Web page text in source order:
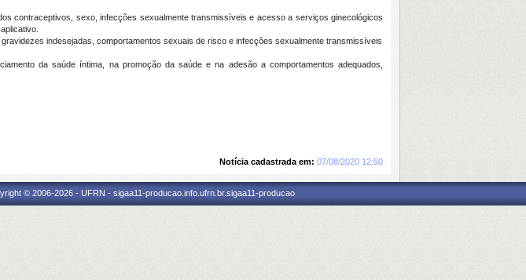
contraceptivos, sexo, infecções sexualmente transmissíveis e acesso a serviços ginecológicos
indesejadas, comportamentos sexuais de risco e infecções sexualmente transmissíveis
da saúde íntima, na promoção da saúde e na adesão a comportamentos adequados,
Notícia cadastrada em: 07/08/2020 12:50
© 2006-2026 - UFRN - sigaa11-producao.info.ufrn.br.sigaa11-producao